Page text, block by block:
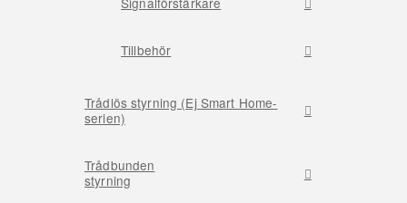
Tillbehör
Trådlös styrning (Ej Smart Home-
serien)
Trådbunden
styrning